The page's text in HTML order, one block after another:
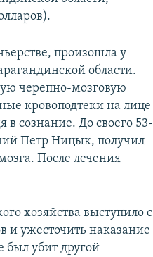
произошла у
области.
черепно-мозговую
кровоподтеки на лице
в сознание. До своего 53-
Петр Ницык, получил
После лечения
хозяйства выступило с
и ужесточить наказание
был убит другой